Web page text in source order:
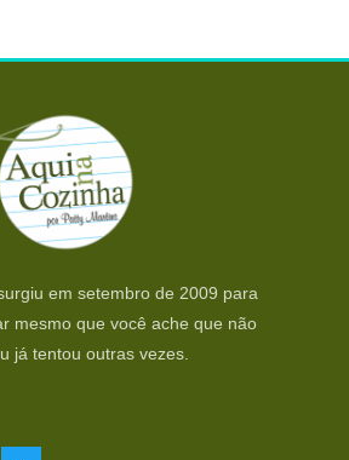
em setembro de 2009 para
mesmo que você ache que não
já tentou outras vezes.